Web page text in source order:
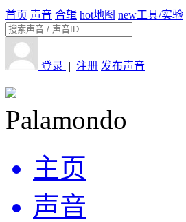
首页 声音 合辑 hot地图 new工具/实验
登录 | 注册 发布声音
Palamondo
主页
声音